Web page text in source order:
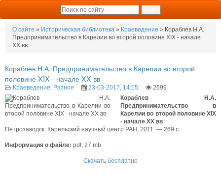
О сайте » Историческая библиотека » Краеведение » Кораблев Н.А.
Предпринимательство в Карелии во второй половине XIX - начале
XX вв
Кораблев Н.А. Предпринимательство в Карелии во второй
половине XIX - начале XX вв
Краеведение Разное 23-03-2017, 14:15
2699
Кораблев Н.А.
Предпринимательство в
Карелии во второй половине XIX
- начале XX вв
Петрозаводск: Карельский научный центр РАН, 2011. — 269 с.
Информация о файле: pdf, 27 mb
Скачать бесплатно